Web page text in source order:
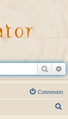
Connexion